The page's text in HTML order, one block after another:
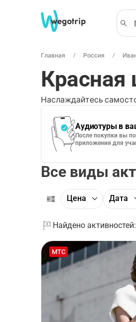
Главная Россия
Красная
Наслаждайтесь
Аудиотуры в
После покупки вы
приложения для
Все виды
Цена Дата
Найдено активностей:
МТС